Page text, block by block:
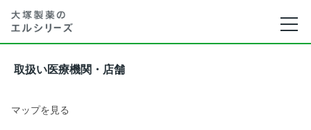
取扱い医療機関・店舗
マップを見る